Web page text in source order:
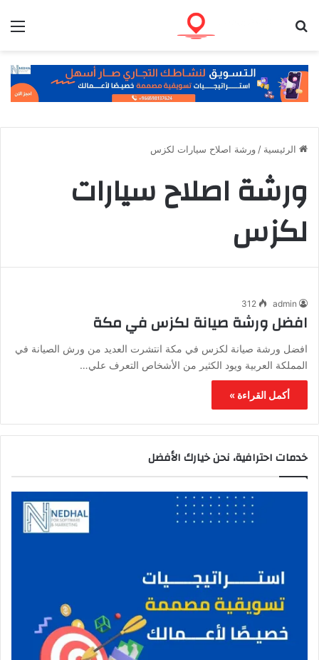
الرئيسية / ورشة اصلاح سيارات لكزس
ورشة اصلاح سيارات
لكزس
admin
312
افضل ورشة صيانة لكزس في مكة
افضل ورشة صيانة لكزس في مكة انتشرت العديد من ورش الصيانة في
المملكة العربية ويود الكثير من الأشخاص التعرف علي…
أكمل القراءة »
خدمات احترافية، نحن خيارك الأفضل